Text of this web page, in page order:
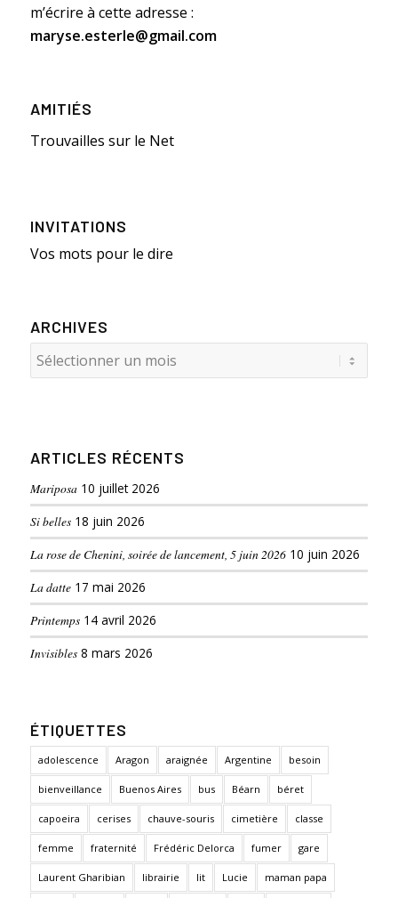
m’écrire à cette adresse :
maryse.esterle@gmail.com
AMITIÉS
Trouvailles sur le Net
INVITATIONS
Vos mots pour le dire
ARCHIVES
ARTICLES RÉCENTS
Mariposa 10 juillet 2026
Si belles 18 juin 2026
La rose de Chenini, soirée de lancement, 5 juin 2026 10 juin 2026
La datte 17 mai 2026
Printemps 14 avril 2026
Invisibles 8 mars 2026
ÉTIQUETTES
adolescence Aragon araignée Argentine besoin
bienveillance Buenos Aires bus Béarn béret
capoeira cerises chauve-souris cimetière classe
femme fraternité Frédéric Delorca fumer gare
Laurent Gharibian librairie lit Lucie maman papa